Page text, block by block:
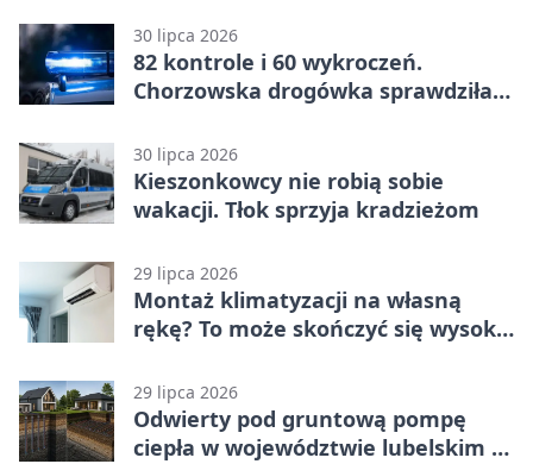
30 lipca 2026
82 kontrole i 60 wykroczeń.
Chorzowska drogówka sprawdziła
30 lipca 2026
Kieszonkowcy nie robią sobie
wakacji. Tłok sprzyja kradzieżom
29 lipca 2026
Montaż klimatyzacji na własną
rękę? To może skończyć się wysoką
29 lipca 2026
Odwierty pod gruntową pompę
ciepła w województwie lubelskim -